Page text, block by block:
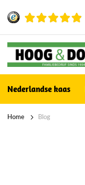
Nederlandse kaas
Home Blog